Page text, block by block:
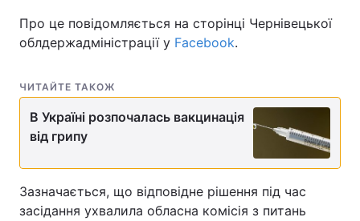
Про це повідомляється на сторінці Чернівецької
облдержадміністрації у Facebook.
ЧИТАЙТЕ ТАКОЖ
В Україні розпочалась вакцинація
від грипу
Зазначається, що відповідне рішення під час
засідання ухвалила обласна комісія з питань